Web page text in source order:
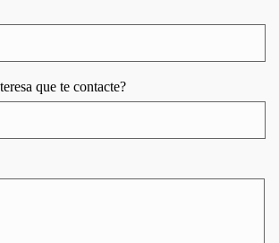
que te contacte?